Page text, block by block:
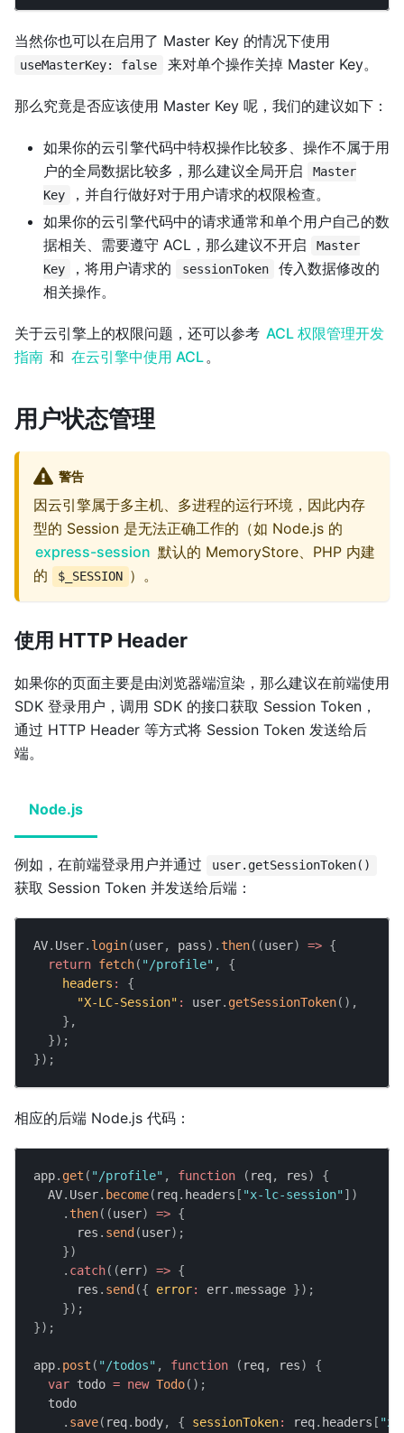
当然你也可以在启用了 Master Key 的情况下使用
useMasterKey: false 来对单个操作关掉 Master Key。
那么究竟是否应该使用 Master Key 呢，我们的建议如下：
如果你的云引擎代码中特权操作比较多、操作不属于用
户的全局数据比较多，那么建议全局开启
Master
Key
，并自行做好对于用户请求的权限检查。
如果你的云引擎代码中的请求通常和单个用户自己的数
据相关、需要遵守 ACL，那么建议不开启
Master
Key
，将用户请求的 sessionToken
传入数据修改的
相关操作。
关于云引擎上的权限问题，还可以参考 ACL 权限管理开发
指南 和 在云引擎中使用 ACL 。
用户状态管理
警告
因云引擎属于多主机、多进程的运行环境，因此内存
型的 Session 是无法正确工作的（如 Node.js 的
express-session 默认的 MemoryStore、PHP 内建
的
$_SESSION ）。
使用 HTTP Header
如果你的页面主要是由浏览器端渲染，那么建议在前端使用
SDK 登录用户，调用 SDK 的接口获取 Session Token，
通过 HTTP Header 等方式将 Session Token 发送给后
端。
Node.js
例如，在前端登录用户并通过 user.getSessionToken()
获取 Session Token 并发送给后端：
AV. User. login(user, pass) .then( (user) => {
return fetch( "/profile" ,
{
headers :
{
"X-LC-Session" : user. getSessionToken( ) ,
} ,
}) ;
}) ;
相应的后端 Node.js 代码：
app. get ( "/profile" , function ( req, res)
{
AV. User. become( req. headers [ "x-lc-session" ] )
.then( (user) => {
      res
. send (user) ;
})
. catch( (err) => {
      res
. send ({ error: err.message }) ;
}) ;
}) ;
app. post ( "/todos" , function ( req, res)
{
var todo = new Todo( ) ;
  todo
. save( req. body, { sessionToken: req. headers [ "x-